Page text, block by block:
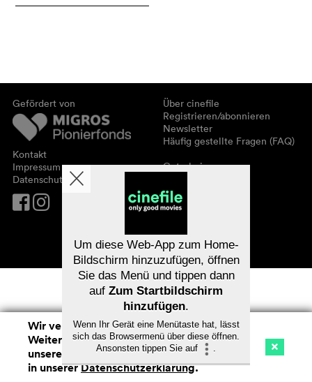
Kino Streaming Watchlist (
Gefördert von
Kontakt
Impressum
Datenschutz
Über cinefile
Registrieren/abonnieren
Newsletter
Häufig gestellte Fragen (FAQ)
Gutscheine
Wir verwenden Cookies. Mit dem
Weitersurfen auf cinefile.ch stimmen Sie
unserer Cookie-Nutzung zu. Mehr Infos
in unsererDatenschutzerklärung.
Um diese Web-App zum Home-
Bildschirm hinzuzufügen, öffnen
Sie das Menü und tippen dann
auf Zum Startbildschirm
hinzufügen.
Wenn Ihr Gerät eine Menütaste hat, lässt
sich das Browsermenü über diese öffnen.
Ansonsten tippen Sie auf
.